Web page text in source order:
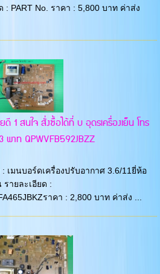
: PART No. ราคา : 5,800 บาท ค่าส่ง
ดี 1 สนใจ สั่งซื้อได้ที่ บ อุดรเครื่องเย็น โทร
าท QPWVFB592JBZZ
เมนบอร์ดเครื่องปรับอากาศ 3.6/11ยี่ห้อ
รายละเอียด :
ราคา : 2,800 บาท ค่าส่ง ...